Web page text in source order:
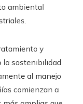
ambiental
y
la sostenibilidad
al manejo
comienzan a